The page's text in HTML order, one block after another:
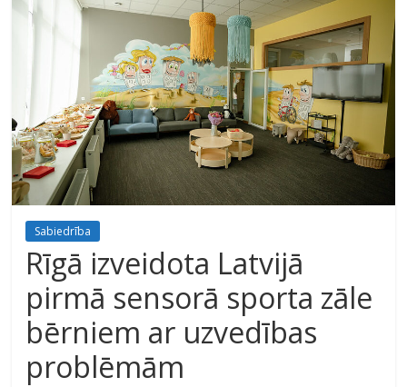
Sabiedrība
Rīgā izveidota Latvijā
pirmā sensorā sporta zāle
bērniem ar uzvedības
problēmām